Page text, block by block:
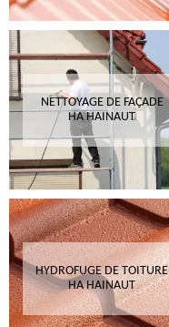
NETTOYAGE DE FAÇADE
HA HAINAUT
HYDROFUGE DE TOITURE
HA HAINAUT